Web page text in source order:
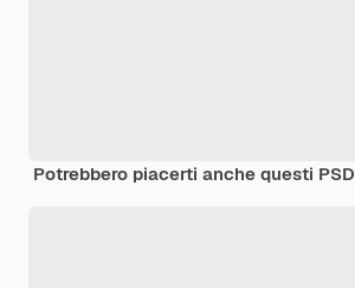
Potrebbero piacerti anche questi PSD